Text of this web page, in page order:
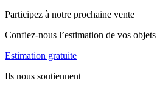
Participez à notre prochaine vente
Confiez-nous l’estimation de vos objets
Estimation gratuite
Ils nous soutiennent